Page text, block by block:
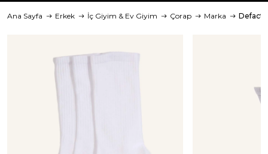
Ana Sayfa Erkek İç Giyim & Ev Giyim Çorap Marka Defacto